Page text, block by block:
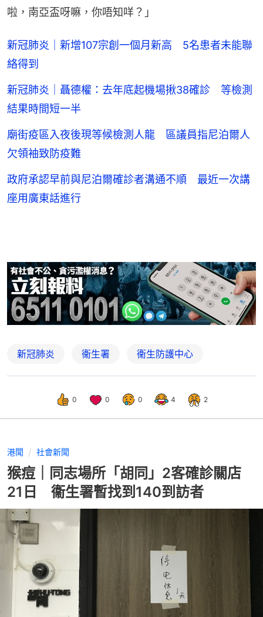
啦，南亞盃呀嘛，你唔知咩？」
新冠肺炎｜新增107宗創一個月新高 5名患者未能聯
絡得到
新冠肺炎｜聶德權：去年底起機場揪38確診 等檢測
結果時間短一半
廟街疫區入夜後現等候檢測人龍 區議員指尼泊爾人
欠領袖致防疫難
政府承認早前與尼泊爾確診者溝通不順 最近一次講
座用廣東話進行
新冠肺炎 衞生署 衞生防護中心
0 0 0 4 2
港聞 社會新聞
猴痘｜同志場所「胡同」2客確診關店
21日 衞生署暫找到140到訪者